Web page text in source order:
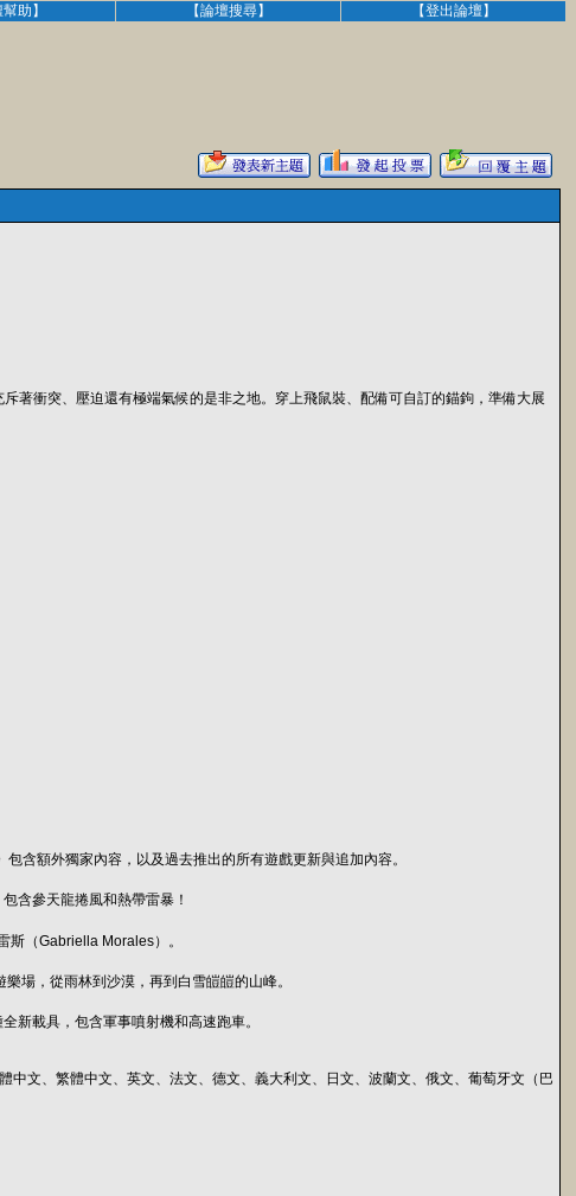
助】 【論壇搜尋】 【登出論壇】
著衝突、壓迫還有極端氣候的是非之地。穿上飛鼠裝、配備可自訂的錨鉤，準備大展
含額外獨家內容，以及過去推出的所有遊戲更新與追加內容。
含參天龍捲風和熱帶雷暴！
斯（Gabriella Morales）。
場，從雨林到沙漠，再到白雪皚皚的山峰。
新載具，包含軍事噴射機和高速跑車。
文、繁體中文、英文、法文、德文、義大利文、日文、波蘭文、俄文、葡萄牙文（巴